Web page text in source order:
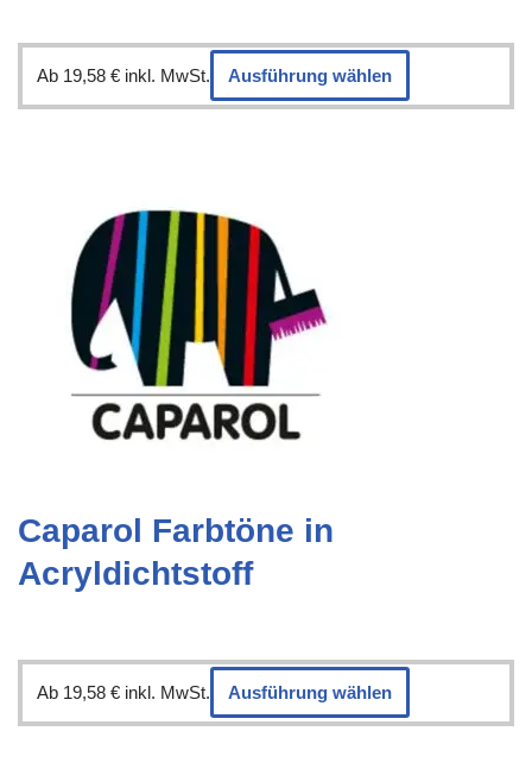
Ab 19,58 € inkl. MwSt. Ausführung wählen
Caparol Farbtöne in
Acryldichtstoff
Ab 19,58 € inkl. MwSt. Ausführung wählen